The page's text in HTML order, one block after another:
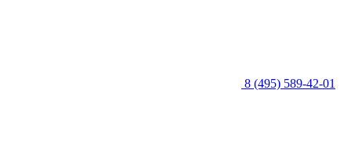
8 (495) 589-42-01